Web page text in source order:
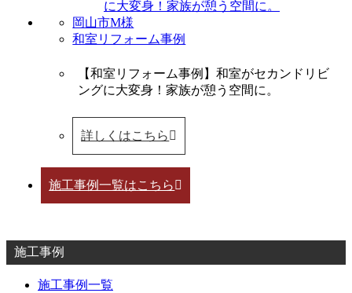
岡山市M様
和室リフォーム事例
【和室リフォーム事例】和室がセカンドリビ
ングに大変身！家族が憩う空間に。
詳しくはこちら
施工事例一覧はこちら
施工事例
施工事例一覧